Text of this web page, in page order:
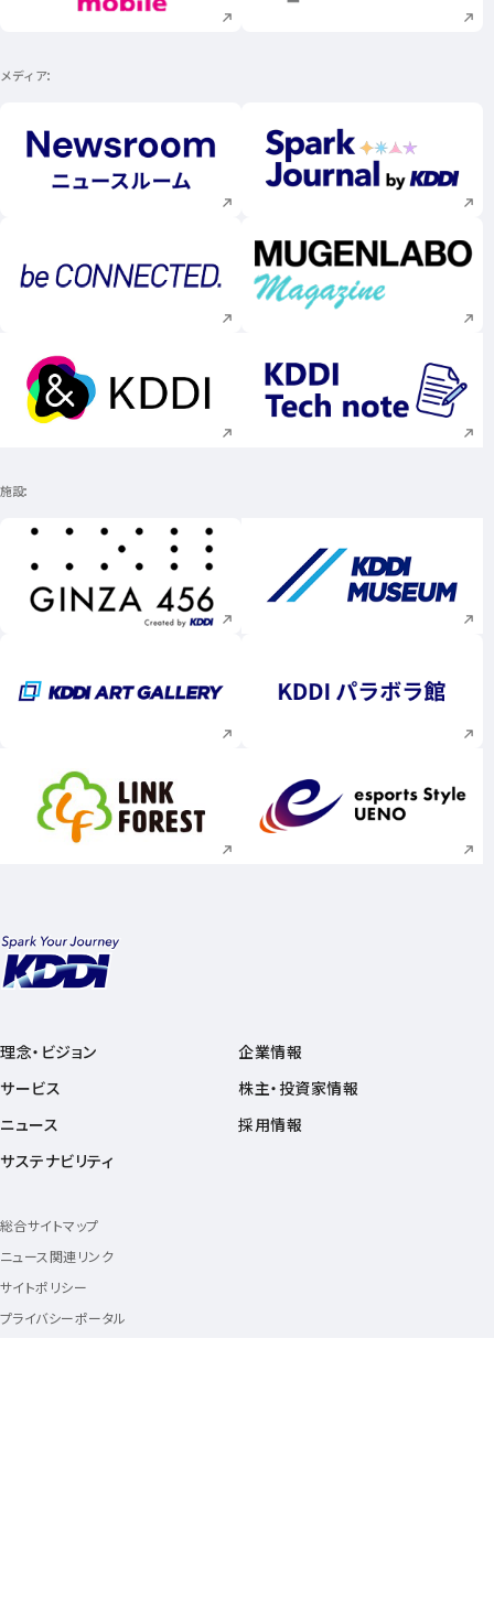
メディア
新規ウィンドウで開く 新規ウィンドウで
新規ウィンドウで開く 新規ウィンドウで
新規ウィンドウで開く 新規ウィンドウで
施設
新規ウィンドウで開く 新規ウィンドウで
新規ウィンドウで開く 新規ウィンドウで
新規ウィンドウで開く 新規ウィンドウで
理念・ビジョン
サービス
ニュース
サステナビリティ
企業情報
株主・投資家情報
採用情報
総合サイトマップ
ニュース関連リンク
サイトポリシー
プライバシーポータル